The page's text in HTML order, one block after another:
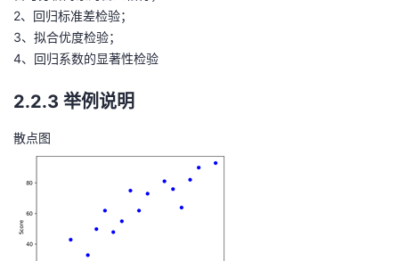
2、回归标准差检验；
3、拟合优度检验；
4、回归系数的显著性检验
2.2.3 举例说明
散点图